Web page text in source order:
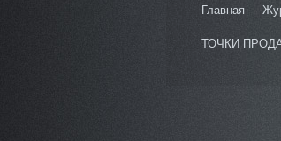
Главная
ТОЧКИ